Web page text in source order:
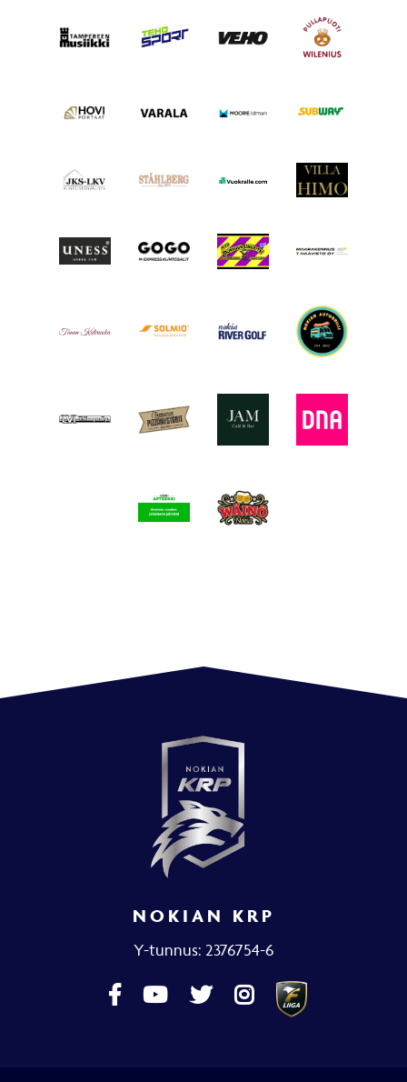
NOKIAN KRP
Y-tunnus: 2376754-6